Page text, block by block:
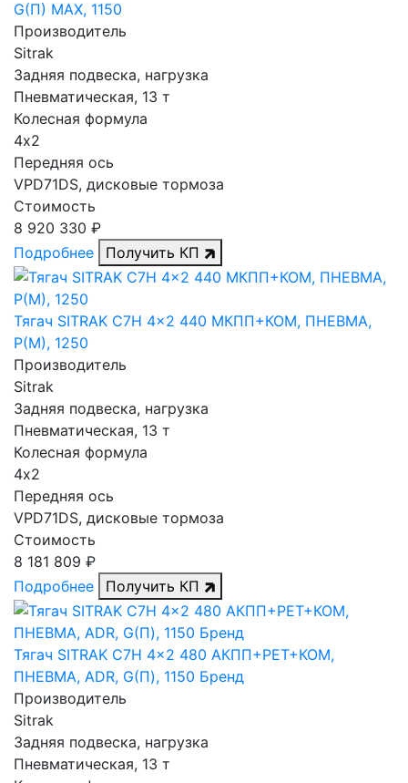
G(П) MAX, 1150
Производитель
Sitrak
Задняя подвеска, нагрузка
Пневматическая, 13 т
Колесная формула
4х2
Передняя ось
VPD71DS, дисковые тормоза
Стоимость
8 920 330 ₽
Подробнее
Получить КП
Тягач SITRAK C7H 4x2 440 МКПП+КОМ, ПНЕВМА,
Р(М), 1250
Производитель
Sitrak
Задняя подвеска, нагрузка
Пневматическая, 13 т
Колесная формула
4х2
Передняя ось
VPD71DS, дисковые тормоза
Стоимость
8 181 809 ₽
Подробнее
Получить КП
Тягач SITRAK C7H 4x2 480 АКПП+РЕТ+КОМ,
ПНЕВМА, ADR, G(П), 1150 Бренд
Производитель
Sitrak
Задняя подвеска, нагрузка
Пневматическая, 13 т